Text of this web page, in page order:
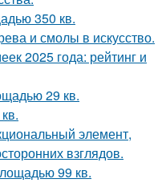
350 кв.
и смолы в искусство.
2025 года: рейтинг и
29 кв.
элемент,
взглядов.
99 кв.